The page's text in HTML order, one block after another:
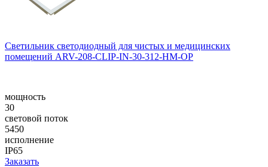
Светильник светодиодный для чистых и медицинских
помещений ARV-208-CLIP-IN-30-312-НM-OP
мощность
30
световой поток
5450
исполнение
IP65
Заказать